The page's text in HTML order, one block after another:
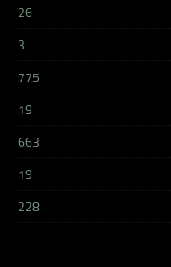
26
3
775
19
663
19
228